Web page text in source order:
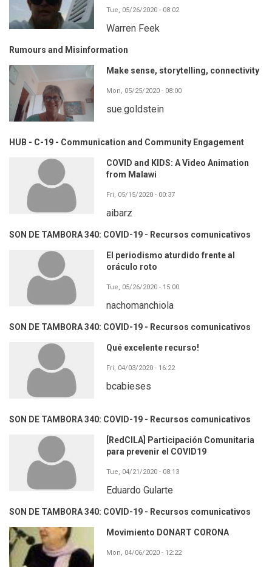
Tue, 05/26/2020 - 08:02
Warren Feek
Rumours and Misinformation
Make sense, storytelling, connectivity
Mon, 05/25/2020 - 08:00
sue.goldstein
HUB - C-19 - Communication and Community Engagement
COVID and KIDS: A Video Animation
from Malawi
Fri, 05/15/2020 - 00:37
aibarz
SON DE TAMBORA 340: COVID-19 - Recursos comunicativos
El periodismo aturdido frente al
oráculo roto
Tue, 05/26/2020 - 15:00
nachomanchiola
SON DE TAMBORA 340: COVID-19 - Recursos comunicativos
Qué excelente recurso!
Fri, 04/03/2020 - 16:22
bcabieses
SON DE TAMBORA 340: COVID-19 - Recursos comunicativos
[RedCILA] Participación Comunitaria
para prevenir el COVID19
Tue, 04/21/2020 - 08:13
Eduardo Gularte
SON DE TAMBORA 340: COVID-19 - Recursos comunicativos
Movimiento DONART CORONA
Mon, 04/06/2020 - 12:22